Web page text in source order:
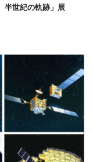
半世紀の軌跡」展